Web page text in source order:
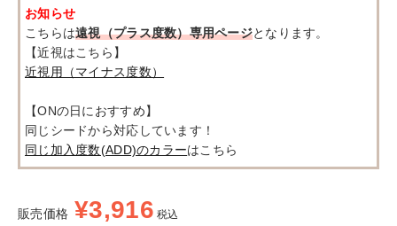
お知らせ
こちらは遠視（プラス度数）専用ページとなります。
【近視はこちら】
近視用（マイナス度数）
【ONの日におすすめ】
同じシードから対応しています！
同じ加入度数(ADD)のカラーはこちら
販売価格 ¥3,916 税込